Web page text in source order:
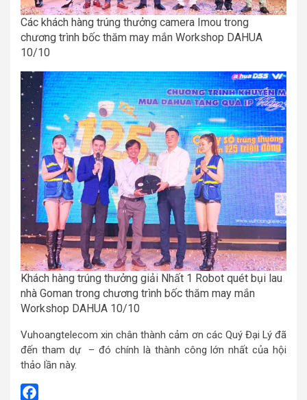
Các khách hàng trúng thưởng camera Imou trong
chương trình bốc thăm may mắn Workshop DAHUA
10/10
Khách hàng trúng thưởng giải Nhất 1 Robot quét bụi lau
nhà Goman trong chương trình bốc thăm may mắn
Workshop DAHUA 10/10
Vuhoangtelecom xin chân thành cảm ơn các Quý Đại Lý đã
đến tham dự – đó chính là thành công lớn nhất của hội
thảo lần này.